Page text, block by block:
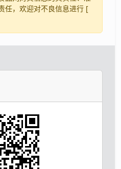
任，欢迎对不良信息进行 [